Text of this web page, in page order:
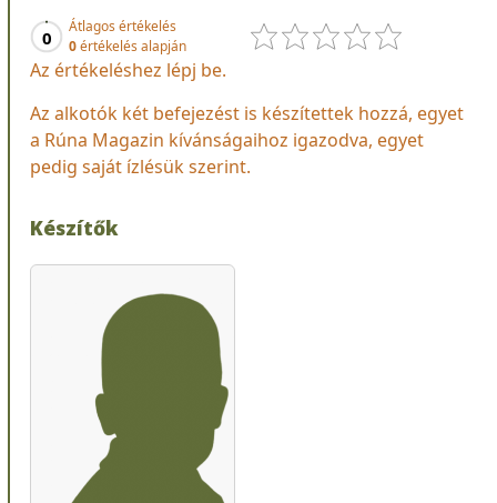
0
Átlagos értékelés
0értékelés alapján
Az értékeléshez lépj be.
Az alkotók két befejezést is készítettek hozzá, egyet
a Rúna Magazin kívánságaihoz igazodva, egyet
pedig saját ízlésük szerint.
Készítők